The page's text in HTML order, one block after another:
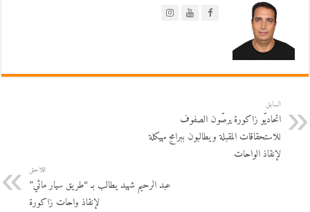
السابق
اتحاديّو زاكورة يرصّون الصفوف
للاستحقاقات المقبلة ويطالبون ببرامج مهيكلة
لإنقاذ الواحات
اللاحق
عبد الرحيم شهيد يطالب بـ “طريق سيار مائي”
لإنقاذ واحات زاكورة